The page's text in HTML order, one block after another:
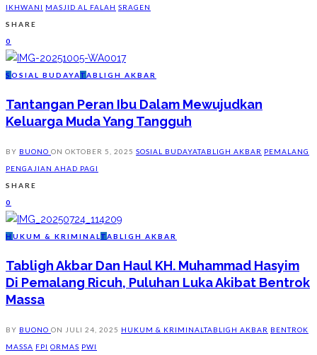
IKHWANI MASJID AL FALAH SRAGEN
SHARE
0
S OSIAL BUDAYATABLIGH AKBAR
Tantangan Peran Ibu Dalam Mewujudkan
Keluarga Muda Yang Tangguh
BY BUONO ON OKTOBER 5, 2025 SOSIAL BUDAYATABLIGH AKBAR PEMALANG
PENGAJIAN AHAD PAGI
SHARE
0
H UKUM & KRIMINAL TABLIGH AKBAR
Tabligh Akbar Dan Haul KH. Muhammad Hasyim
Di Pemalang Ricuh, Puluhan Luka Akibat Bentrok
Massa
BY BUONO ON JULI 24, 2025 HUKUM & KRIMINALTABLIGH AKBAR BENTROK
MASSA FPI ORMAS PWI